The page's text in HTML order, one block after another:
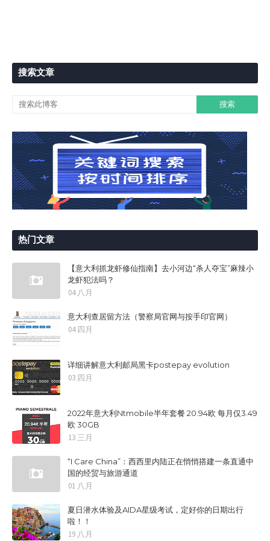
搜索文章
热门文章
【意大利抓龙虾修仙指南】去小河边“杀人夺宝”麻辣小
龙虾犯法吗？
04 八月
意大利查居留方法（警察局官网与按手印官网）
04 四月
详细讲解意大利邮局黑卡postepay evolution
03 四月
2022年意大利Ntmobile半年套餐 20.94欧 每月仅3.49
欧 30GB
13 三月
“I Care China”：西西里内陆正在悄悄搭建一条直通中
国的经贸与旅游通道
01 八月
夏日潜水体验及AIDA星级考试，定好你的日期出行
啦！！
19 八月